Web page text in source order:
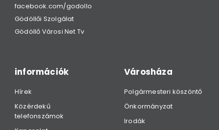
facebook.com/godollo
Gödöllői Szolgálat
Gödöllő Városi Net Tv
információk
Hírek
Közérdekű
telefonszámok
Városháza
Polgármesteri köszöntő
Önkormányzat
Irodák